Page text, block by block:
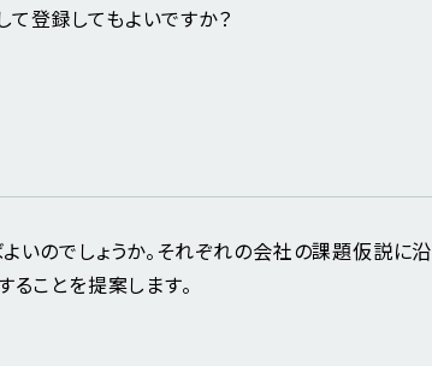
登録してもよいですか？
いのでしょうか。それぞれの会社の課題仮説に沿
ことを提案します。